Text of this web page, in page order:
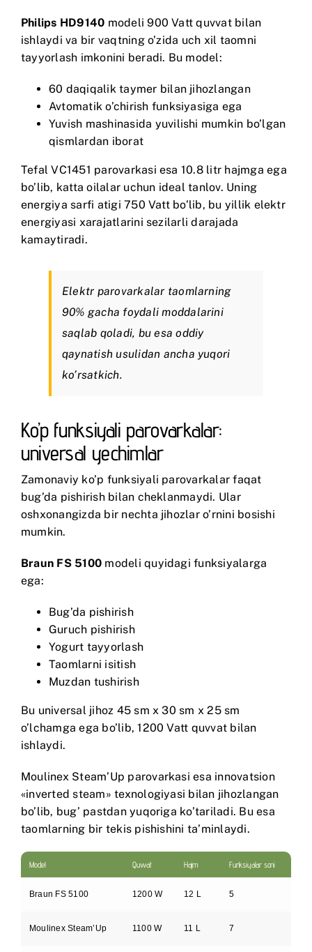
Philips HD9140 modeli 900 Vatt quvvat bilan
ishlaydi va bir vaqtning o’zida uch xil taomni
tayyorlash imkonini beradi. Bu model:
60 daqiqalik taymer bilan jihozlangan
Avtomatik o’chirish funksiyasiga ega
Yuvish mashinasida yuvilishi mumkin bo’lgan
qismlardan iborat
Tefal VC1451 parovarkasi esa 10.8 litr hajmga ega
bo’lib, katta oilalar uchun ideal tanlov. Uning
energiya sarfi atigi 750 Vatt bo’lib, bu yillik elektr
energiyasi xarajatlarini sezilarli darajada
kamaytiradi.
Elektr parovarkalar taomlarning
90% gacha foydali moddalarini
saqlab qoladi, bu esa oddiy
qaynatish usulidan ancha yuqori
ko’rsatkich.
Ko’p funksiyali parovarkalar:
universal yechimlar
Zamonaviy ko’p funksiyali parovarkalar faqat
bug’da pishirish bilan cheklanmaydi. Ular
oshxonangizda bir nechta jihozlar o’rnini bosishi
mumkin.
Braun FS 5100 modeli quyidagi funksiyalarga
ega:
Bug’da pishirish
Guruch pishirish
Yogurt tayyorlash
Taomlarni isitish
Muzdan tushirish
Bu universal jihoz 45 sm x 30 sm x 25 sm
o’lchamga ega bo’lib, 1200 Vatt quvvat bilan
ishlaydi.
Moulinex Steam’Up parovarkasi esa innovatsion
«inverted steam» texnologiyasi bilan jihozlangan
bo’lib, bug’ pastdan yuqoriga ko’tariladi. Bu esa
taomlarning bir tekis pishishini ta’minlaydi.
Model Quvvat Hajm Funksiyalar soni
Braun FS 5100 1200 W 12 L 5
Moulinex Steam’Up 1100 W 11 L 7